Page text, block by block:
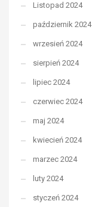
Listopad 2024
październik 2024
wrzesień 2024
sierpień 2024
lipiec 2024
czerwiec 2024
maj 2024
kwiecień 2024
marzec 2024
luty 2024
styczeń 2024